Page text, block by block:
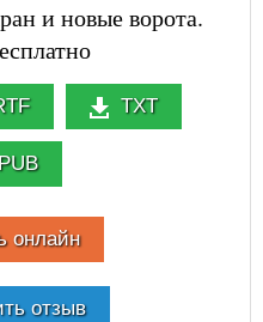
и новые ворота.
TXT
онлайн
отзыв